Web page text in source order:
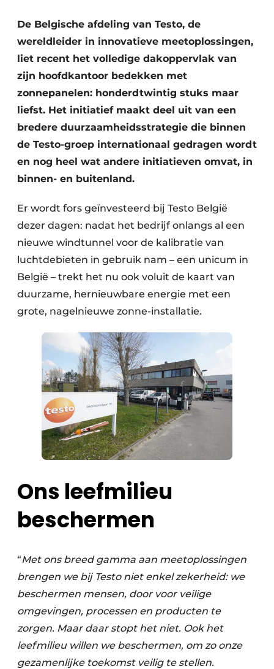
De Belgische afdeling van Testo, de
wereldleider in innovatieve meetoplossingen,
liet recent het volledige dakoppervlak van
zijn hoofdkantoor bedekken met
zonnepanelen: honderdtwintig stuks maar
liefst. Het initiatief maakt deel uit van een
bredere duurzaamheidsstrategie die binnen
de Testo-groep internationaal gedragen wordt
en nog heel wat andere initiatieven omvat, in
binnen- en buitenland.
Er wordt fors geïnvesteerd bij Testo België
dezer dagen: nadat het bedrijf onlangs al een
nieuwe windtunnel voor de kalibratie van
luchtdebieten in gebruik nam – een unicum in
België – trekt het nu ook voluit de kaart van
duurzame, hernieuwbare energie met een
grote, nagelnieuwe zonne-installatie.
Ons leefmilieu
beschermen
“Met ons breed gamma aan meetoplossingen
brengen we bij Testo niet enkel zekerheid: we
beschermen mensen, door voor veilige
omgevingen, processen en producten te
zorgen. Maar daar stopt het niet. Ook het
leefmilieu willen we beschermen, om zo onze
gezamenlijke toekomst veilig te stellen.